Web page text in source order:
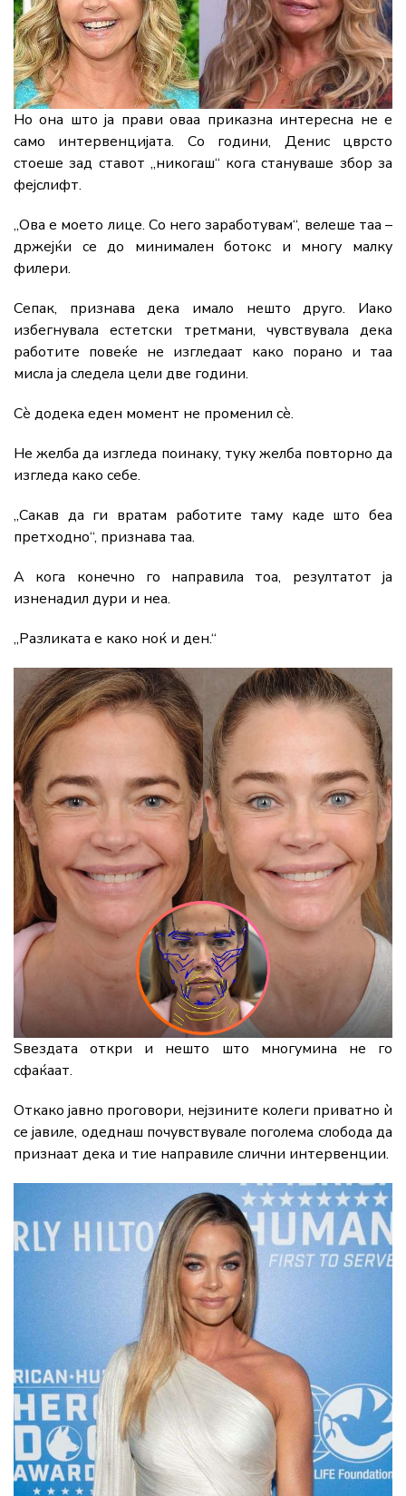
Но она што ја прави оваа приказна интересна не е
само интервенцијата. Со години, Денис цврсто
стоеше зад ставот „никогаш“ кога стануваше збор за
фејслифт.
„Ова е моето лице. Со него заработувам“, велеше таа –
држејќи се до минимален ботокс и многу малку
филери.
Сепак, признава дека имало нешто друго. Иако
избегнувала естетски третмани, чувствувала дека
работите повеќе не изгледаат како порано и таа
мисла ја следела цели две години.
Сè додека еден момент не променил сè.
Не желба да изгледа поинаку, туку желба повторно да
изгледа како себе.
„Сакав да ги вратам работите таму каде што беа
претходно“, признава таа.
А кога конечно го направила тоа, резултатот ја
изненадил дури и неа.
„Разликата е како ноќ и ден.“
Ѕвездата откри и нешто што многумина не го
сфаќаат.
Откако јавно проговори, нејзините колеги приватно ѝ
се јавиле, одеднаш почувствувале поголема слобода да
признаат дека и тие направиле слични интервенции.